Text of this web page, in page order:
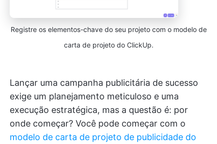
Registre os elementos-chave do seu projeto com o modelo de
carta de projeto do ClickUp.
Lançar uma campanha publicitária de sucesso
exige um planejamento meticuloso e uma
execução estratégica, mas a questão é: por
onde começar? Você pode começar com o
modelo de carta de projeto de publicidade do